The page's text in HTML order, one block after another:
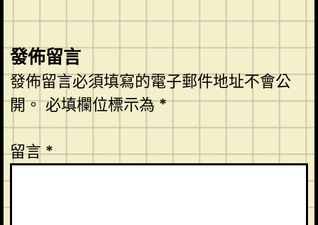
發佈留言
發佈留言必須填寫的電子郵件地址不會公
開。必填欄位標示為*
留言*